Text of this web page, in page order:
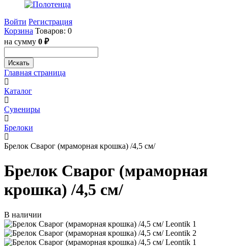
Войти Регистрация
Корзина Товаров: 0
на сумму 0 ₽
Искать
Главная страница
Каталог
Сувениры
Брелоки
Брелок Сварог (мраморная крошка) /4,5 см/
Брелок Сварог (мраморная
крошка) /4,5 см/
В наличии